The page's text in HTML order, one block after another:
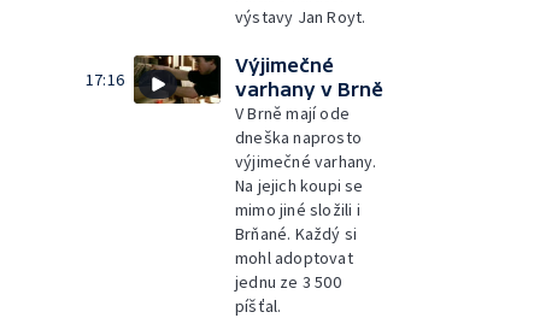
výstavy Jan Royt.
17:16
Výjimečné
varhany v Brně
V Brně mají ode
dneška naprosto
výjimečné varhany.
Na jejich koupi se
mimo jiné složili i
Brňané. Každý si
mohl adoptovat
jednu ze 3 500
píšťal.